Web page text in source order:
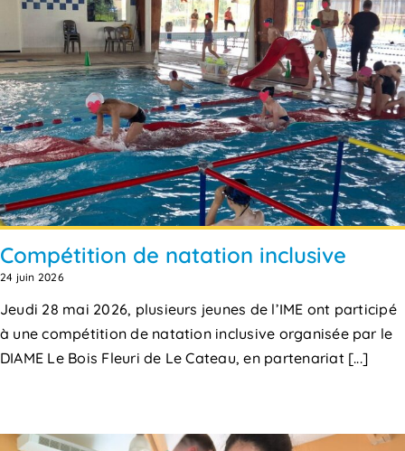
Compétition de natation inclusive
24 juin 2026
Jeudi 28 mai 2026, plusieurs jeunes de l’IME ont participé
à une compétition de natation inclusive organisée par le
DIAME Le Bois Fleuri de Le Cateau, en partenariat [...]